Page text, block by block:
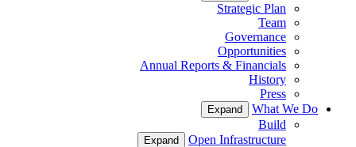
Strategic Plan
Team
Governance
Opportunities
Annual Reports & Financials
History
Press
What We Do
Expand
Build
Open Infrastructure
Expand